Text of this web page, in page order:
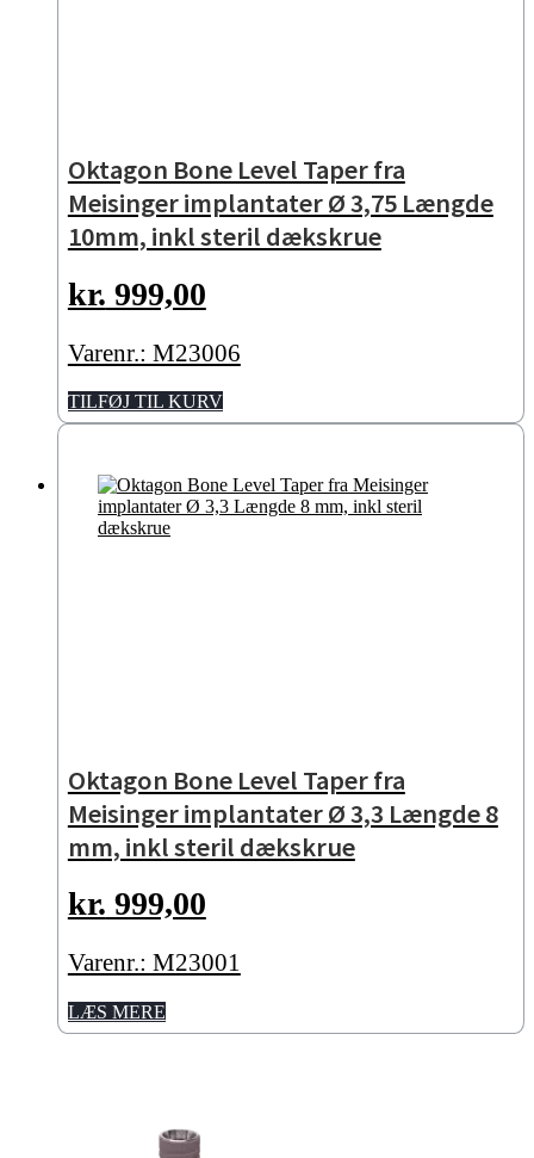
Oktagon Bone Level Taper fra
Meisinger implantater Ø 3,75 Længde
10mm, inkl steril dækskrue
kr. 999,00
Varenr.: M23006
TILFØJ TIL KURV
Oktagon Bone Level Taper fra
Meisinger implantater Ø 3,3 Længde 8
mm, inkl steril dækskrue
kr. 999,00
Varenr.: M23001
LÆS MERE